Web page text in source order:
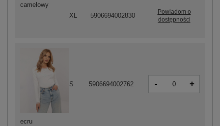
camelowy
XL 5906694002830
Powiadom o
dostępności
ecru
S 5906694002762 - +